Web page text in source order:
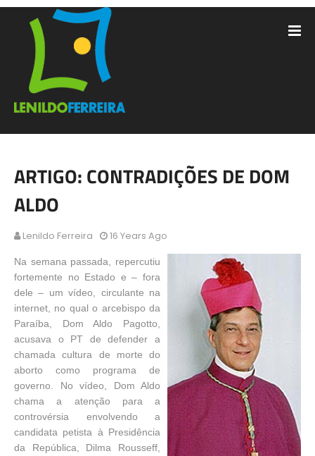
ARTIGO: CONTRADIÇÕES DE DOM
ALDO
Lenildo Ferreira 16 Years Ago
Na semana passada, repercutiu
fortemente no Estado e – fora
dele – um vídeo, circulante na
internet, no qual o arcebispo da
Paraíba, Dom Aldo Pagotto,
acusava o PT de defender a
chamada cultura de morte do
aborto como programa de
governo. No vídeo, Dom Aldo
chama a atenção para a
controvérsia envolvendo a
candidata petista à Presidência
da República, Dilma Rousseff,